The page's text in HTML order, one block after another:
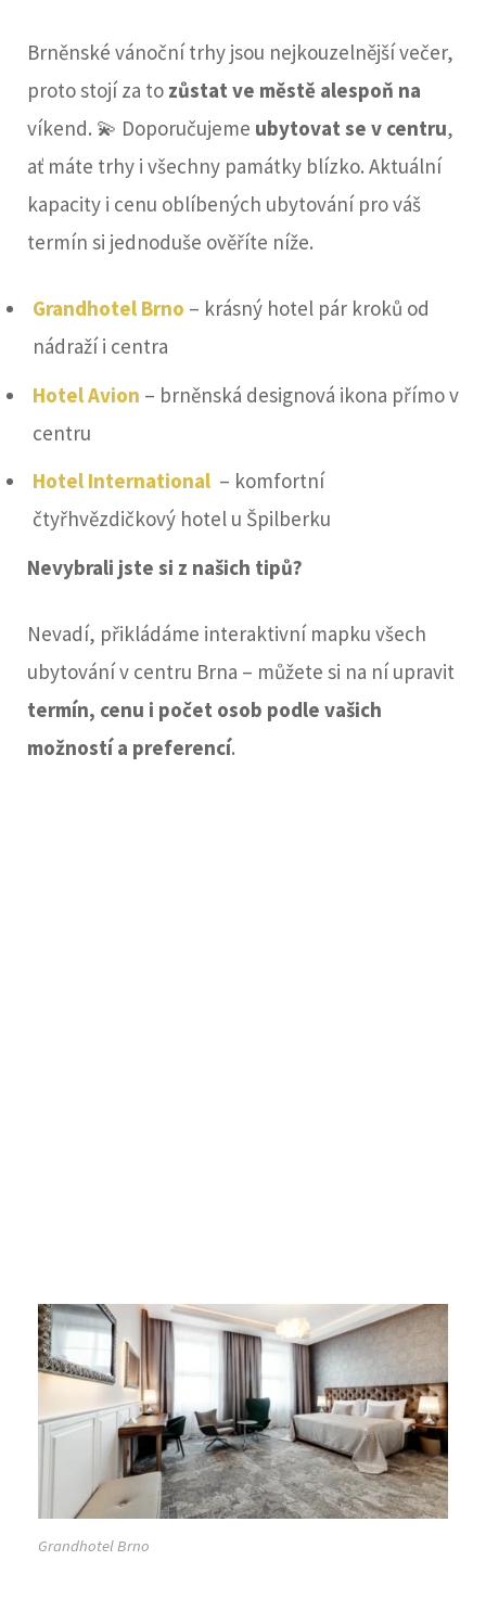
Brněnské vánoční trhy jsou nejkouzelnější večer,
proto stojí za to zůstat ve městě alespoň na
víkend. 💫 Doporučujeme ubytovat se v centru,
ať máte trhy i všechny památky blízko. Aktuální
kapacity i cenu oblíbených ubytování pro váš
termín si jednoduše ověříte níže.
Grandhotel Brno – krásný hotel pár kroků od
nádraží i centra
Hotel Avion – brněnská designová ikona přímo v
centru
Hotel International – komfortní
čtyřhvězdičkový hotel u Špilberku
Nevybrali jste si z našich tipů?
Nevadí, přikládáme interaktivní mapku všech
ubytování v centru Brna – můžete si na ní upravit
termín, cenu i počet osob podle vašich
možností a preferencí.
Grandhotel Brno